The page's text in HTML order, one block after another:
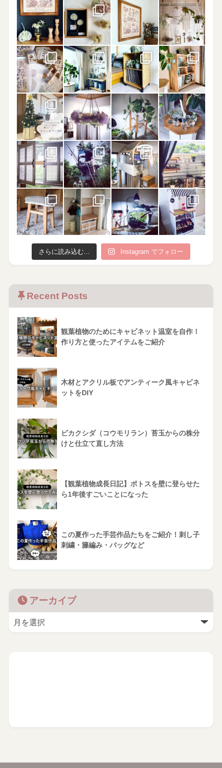
さらに読み込む... Instagram でフォロー
Recent Posts
観葉植物のためにキャビネット温室を自作！
作り方と使ったアイテムをご紹介
木材とアクリル板でアンティーク風キャビネ
ットをDIY
ビカクシダ（コウモリラン）苔玉からの株分
けと仕立て直し方法
【観葉植物成長日記】ポトスを壁に登らせた
ら1年後すごいことになった
この夏作った手芸作品たちをご紹介！刺し子
刺繍・籐編み・バッグなど
アーカイブ